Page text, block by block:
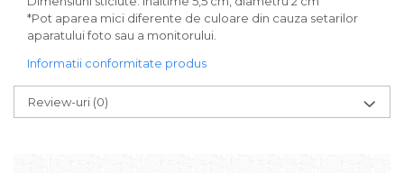
*Pot aparea mici diferente de culoare din cauza setarilor
aparatului foto sau a monitorului.
Informatii conformitate produs
Review-uri (0)